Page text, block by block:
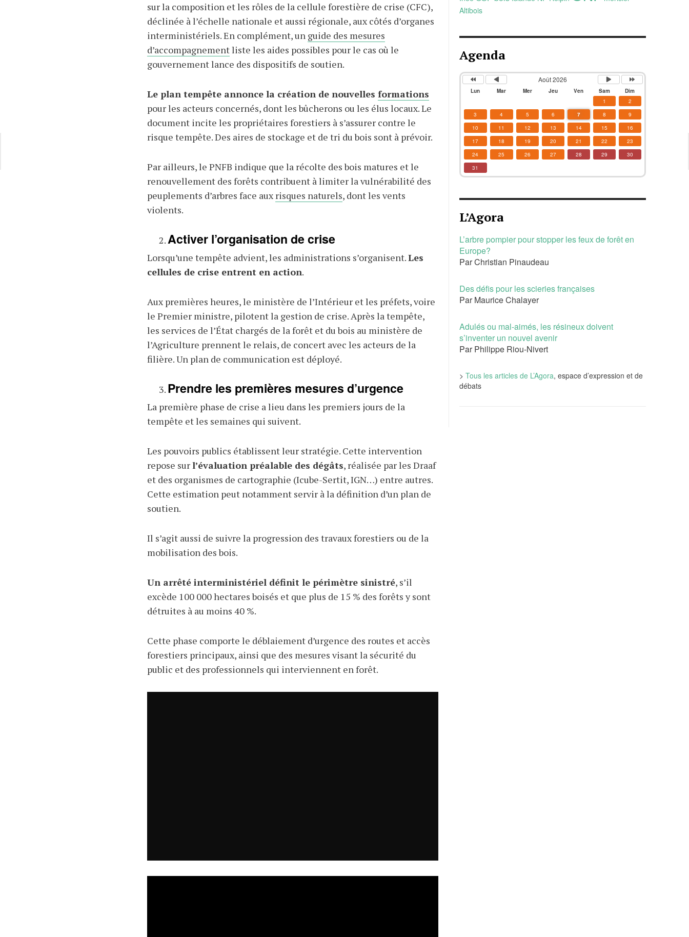
sur la composition et les rôles de la cellule forestière de crise (CFC),
déclinée à l’échelle nationale et aussi régionale, aux côtés d’organes
interministériels. En complément, un guide des mesures
d’accompagnementliste les aides possibles pour le cas où le
gouvernement lance des dispositifs de soutien.
Le plan tempête annonce la création de nouvelles formations
pour les acteurs concernés, dont les bûcherons ou les élus locaux. Le
document incite les propriétaires forestiers à s’assurer contre le
risque tempête. Des aires de stockage et de tri du bois sont à prévoir.
Par ailleurs, le PNFB indique que la récolte des bois matures et le
renouvellement des forêts contribuent à limiter la vulnérabilité des
peuplements d’arbres face aux risques naturels, dont les vents
violents.
Activer l’organisation de crise
Lorsqu’une tempête advient, les administrations s’organisent.Les
cellules de crise entrent en action.
Aux premières heures, le ministère de l’Intérieur et les préfets, voire
le Premier ministre, pilotent la gestion de crise. Après la tempête,
les services de l’État chargés de la forêt et du bois au ministère de
l’Agriculture prennent le relais, de concert avec les acteurs de la
filière. Un plan de communication est déployé.
Prendre les premières mesures d’urgence
La première phase de crise a lieu dans les premiers jours de la
tempête et les semaines qui suivent.
Les pouvoirs publics établissent leur stratégie. Cette intervention
repose surl’évaluation préalable des dégâts, réalisée par les Draaf
et des organismes de cartographie (Icube-Sertit, IGN…) entre autres.
Cette estimation peut notamment servir à la définition d’un plan de
soutien.
Il s’agit aussi de suivre la progression des travaux forestiers ou de la
mobilisation des bois.
Un arrêté interministériel définit le périmètre sinistré, s’il
excède 100 000 hectares boisés et que plus de 15 % des forêts y sont
détruites à au moins 40 %.
Cette phase comporte le déblaiement d’urgence des routes et accès
forestiers principaux, ainsi que des mesures visant la sécurité du
public et des professionnels qui interviennent en forêt.
Altibois
Agenda
Août 2026
Lun Mar Mer Jeu Ven Sam
Dim
1
2
3
4 5 6 7 8
9
10
11 12 13 14 15
16
17
18 19 20 21 22
23
24
25 26 27 28 29
30
31
L’Agora
L’arbre pompier pour stopper les feux de forêt en
Europe?
Par Christian Pinaudeau
Des défis pour les scieries françaises
Par Maurice Chalayer
Adulés ou mal-aimés, les résineux doivent
s’inventer un nouvel avenir
Par Philippe Riou-Nivert
> Tous les articles de L’Agora, espace d’expression et de
débats